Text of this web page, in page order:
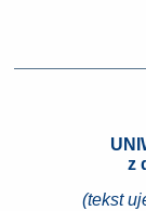
z
(tekst